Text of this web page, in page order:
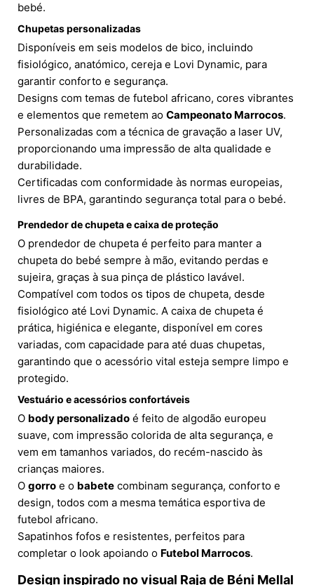
bebé.
Chupetas personalizadas
Disponíveis em seis modelos de bico, incluindo
fisiológico, anatómico, cereja e Lovi Dynamic, para
garantir conforto e segurança.
Designs com temas de futebol africano, cores vibrantes
e elementos que remetem ao Campeonato Marrocos.
Personalizadas com a técnica de gravação a laser UV,
proporcionando uma impressão de alta qualidade e
durabilidade.
Certificadas com conformidade às normas europeias,
livres de BPA, garantindo segurança total para o bebé.
Prendedor de chupeta e caixa de proteção
O prendedor de chupeta é perfeito para manter a
chupeta do bebé sempre à mão, evitando perdas e
sujeira, graças à sua pinça de plástico lavável.
Compatível com todos os tipos de chupeta, desde
fisiológico até Lovi Dynamic. A caixa de chupeta é
prática, higiénica e elegante, disponível em cores
variadas, com capacidade para até duas chupetas,
garantindo que o acessório vital esteja sempre limpo e
protegido.
Vestuário e acessórios confortáveis
O body personalizado é feito de algodão europeu
suave, com impressão colorida de alta segurança, e
vem em tamanhos variados, do recém-nascido às
crianças maiores.
O gorro e o babete combinam segurança, conforto e
design, todos com a mesma temática esportiva de
futebol africano.
Sapatinhos fofos e resistentes, perfeitos para
completar o look apoiando o Futebol Marrocos.
Design inspirado no visual Raja de Béni Mellal